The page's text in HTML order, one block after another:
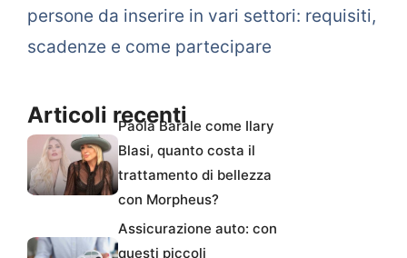
persone da inserire in vari settori: requisiti,
scadenze e come partecipare
Articoli recentiPaola Barale come Ilary
Blasi, quanto costa il
trattamento di bellezza
con Morpheus?
Assicurazione auto: con
questi piccoli